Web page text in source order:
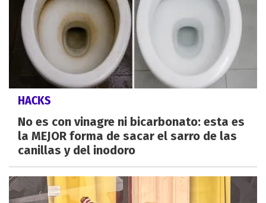
HACKS
No es con vinagre ni bicarbonato: esta es
la MEJOR forma de sacar el sarro de las
canillas y del inodoro